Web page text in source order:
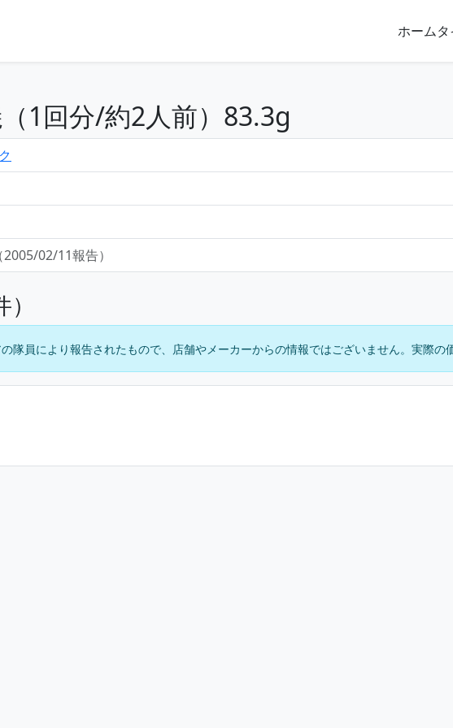
ホーム
1回分/約2人前）83.3g
（2005/02/11報告）
隊員により報告されたもので、店舗やメーカーからの情報ではございません。実際の